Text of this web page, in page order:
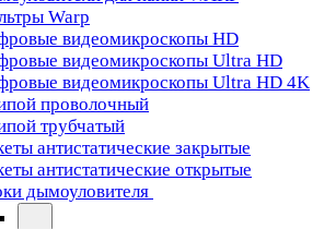
Warp
видеомикроскопы HD
видеомикроскопы Ultra HD
видеомикроскопы Ultra HD 4K
проволочный
трубчатый
антистатические закрытые
антистатические открытые
дымоуловителя